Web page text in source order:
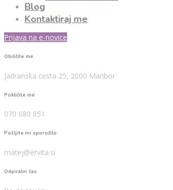
Blog
Kontaktiraj me
Prijava na e-novice
Obiščite me
Jadranska cesta 25, 2000 Maribor
Pokličite me
070 680 851
Pošljite mi sporočilo
matej@ervita.si
Odpiralni čas